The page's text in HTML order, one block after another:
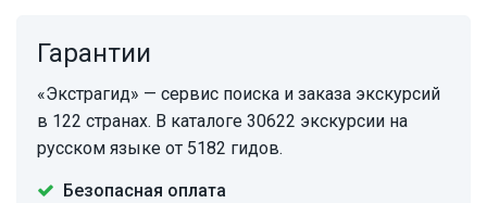
Гарантии
«Экстрагид» — сервис поиска и заказа экскурсий
в 122 странах. В каталоге 30622 экскурсии на
русском языке от 5182 гидов.
Безопасная оплата